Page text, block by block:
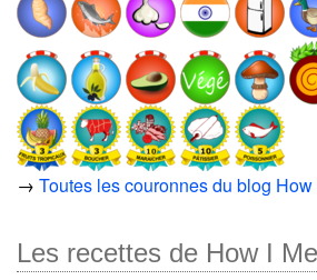
→ Toutes les couronnes du blog How
Les recettes de How I